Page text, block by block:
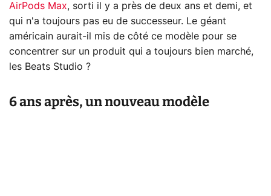
AirPods Max, sorti il y a près de deux ans et demi, et
qui n'a toujours pas eu de successeur. Le géant
américain aurait-il mis de côté ce modèle pour se
concentrer sur un produit qui a toujours bien marché,
les Beats Studio ?
6 ans après, un nouveau modèle